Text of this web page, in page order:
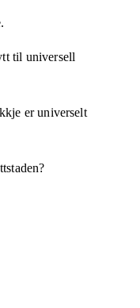
til universell
er universelt